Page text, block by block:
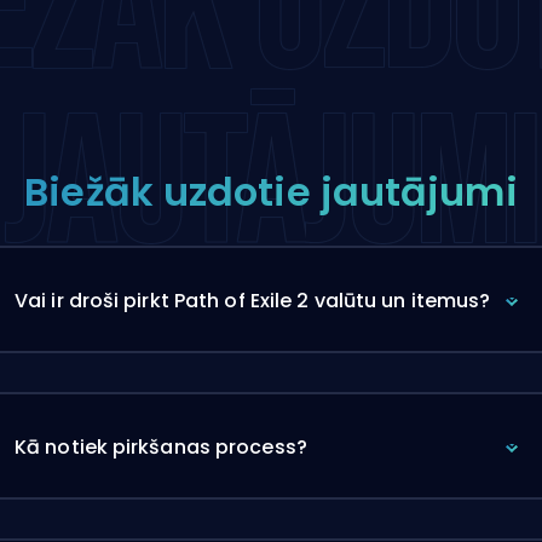
JAUTĀJUMI
Biežāk uzdotie jautājumi
Vai ir droši pirkt Path of Exile 2 valūtu un itemus?
Kā notiek pirkšanas process?